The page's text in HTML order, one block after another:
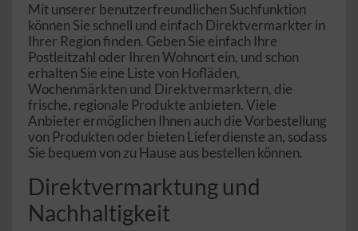
Mit unserer benutzerfreundlichen Suchfunktion
können Sie schnell und einfach Direktvermarkter in
Ihrer Region finden. Geben Sie einfach Ihre
Postleitzahl oder Ihren Wohnort ein, und schon
erhalten Sie eine Liste von Hofläden,
Wochenmärkten und Direktvermarktern, die
frische, regionale Produkte anbieten. Viele
Anbieter ermöglichen Ihnen auch die Vorbestellung
von Produkten oder bieten Lieferdienste an, sodass
Sie bequem von zu Hause aus bestellen können.
Direktvermarktung und
Nachhaltigkeit